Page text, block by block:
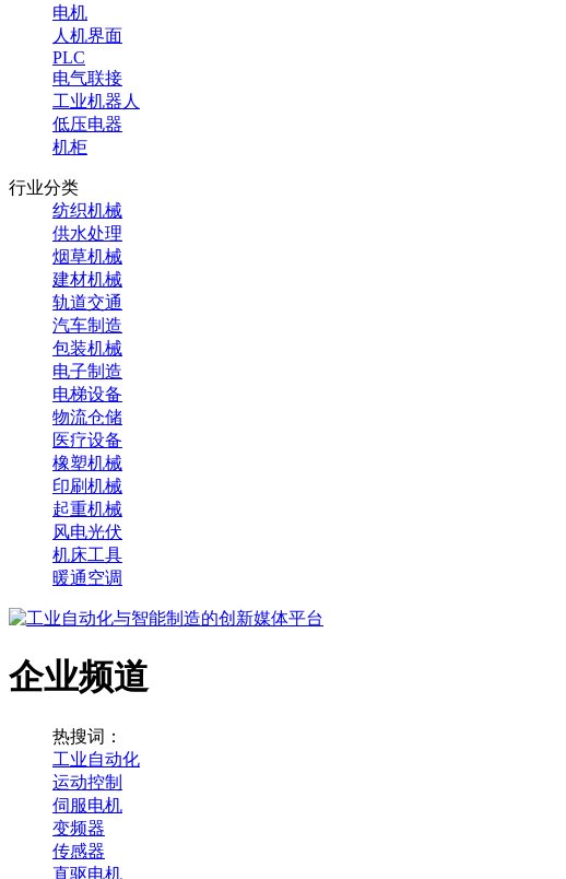
电机
人机界面
PLC
电气联接
工业机器人
低压电器
机柜
行业分类
纺织机械
供水处理
烟草机械
建材机械
轨道交通
汽车制造
包装机械
电子制造
电梯设备
物流仓储
医疗设备
橡塑机械
印刷机械
起重机械
风电光伏
机床工具
暖通空调
企业频道
热搜词：
工业自动化
运动控制
伺服电机
变频器
传感器
直驱电机